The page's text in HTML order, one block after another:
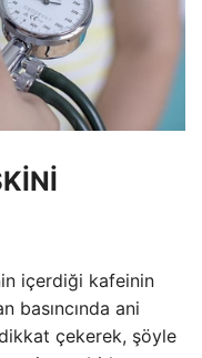
içerdiği kafeinin
basıncında ani
çekerek, şöyle